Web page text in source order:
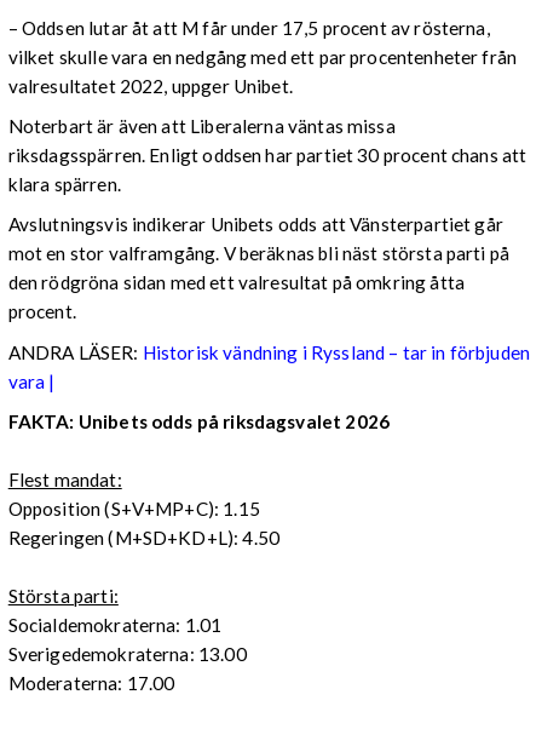
– Oddsen lutar åt att M får under 17,5 procent av rösterna,
vilket skulle vara en nedgång med ett par procentenheter från
valresultatet 2022, uppger Unibet.
Noterbart är även att Liberalerna väntas missa
riksdagsspärren. Enligt oddsen har partiet 30 procent chans att
klara spärren.
Avslutningsvis indikerar Unibets odds att Vänsterpartiet går
mot en stor valframgång. V beräknas bli näst största parti på
den rödgröna sidan med ett valresultat på omkring åtta
procent.
ANDRA LÄSER: Historisk vändning i Ryssland – tar in förbjuden
vara |
FAKTA: Unibets odds på riksdagsvalet 2026
Flest mandat:
Opposition (S+V+MP+C): 1.15
Regeringen (M+SD+KD+L): 4.50
Största parti:
Socialdemokraterna: 1.01
Sverigedemokraterna: 13.00
Moderaterna: 17.00